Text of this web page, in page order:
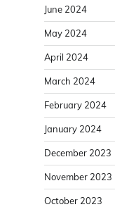
June 2024
May 2024
April 2024
March 2024
February 2024
January 2024
December 2023
November 2023
October 2023